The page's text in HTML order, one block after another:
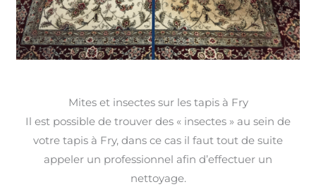
Mites et insectes sur les tapis à Fry
Il est possible de trouver des « insectes » au sein de
votre tapis à Fry, dans ce cas il faut tout de suite
appeler un professionnel afin d’effectuer un
nettoyage.